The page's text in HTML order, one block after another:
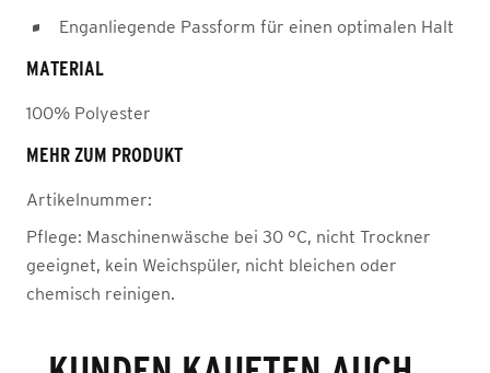
Enganliegende Passform für einen optimalen Halt
MATERIAL
100% Polyester
MEHR ZUM PRODUKT
Artikelnummer:
Pflege: Maschinenwäsche bei 30 °C, nicht Trockner
geeignet, kein Weichspüler, nicht bleichen oder
chemisch reinigen.